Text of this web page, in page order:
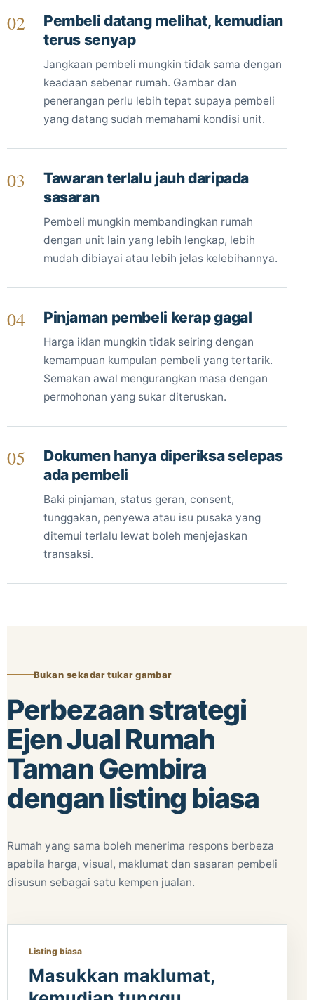
02
Pembeli datang melihat, kemudian
terus senyap
Jangkaan pembeli mungkin tidak sama dengan
keadaan sebenar rumah. Gambar dan
penerangan perlu lebih tepat supaya pembeli
yang datang sudah memahami kondisi unit.
03
Tawaran terlalu jauh daripada
sasaran
Pembeli mungkin membandingkan rumah
dengan unit lain yang lebih lengkap, lebih
mudah dibiayai atau lebih jelas kelebihannya.
04 Pinjaman pembeli kerap gagal
Harga iklan mungkin tidak seiring dengan
kemampuan kumpulan pembeli yang tertarik.
Semakan awal mengurangkan masa dengan
permohonan yang sukar diteruskan.
05
Dokumen hanya diperiksa selepas
ada pembeli
Baki pinjaman, status geran, consent,
tunggakan, penyewa atau isu pusaka yang
ditemui terlalu lewat boleh menjejaskan
transaksi.
Bukan sekadar tukar gambar
Perbezaan strategi
Ejen Jual Rumah
Taman Gembira
dengan listing biasa
Rumah yang sama boleh menerima respons berbeza
apabila harga, visual, maklumat dan sasaran pembeli
disusun sebagai satu kempen jualan.
Listing biasa
Masukkan maklumat,